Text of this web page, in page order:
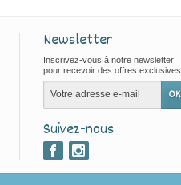
Newsletter
Inscrivez-vous à notre newsletter
pour recevoir des offres exclusives
Suivez-nous